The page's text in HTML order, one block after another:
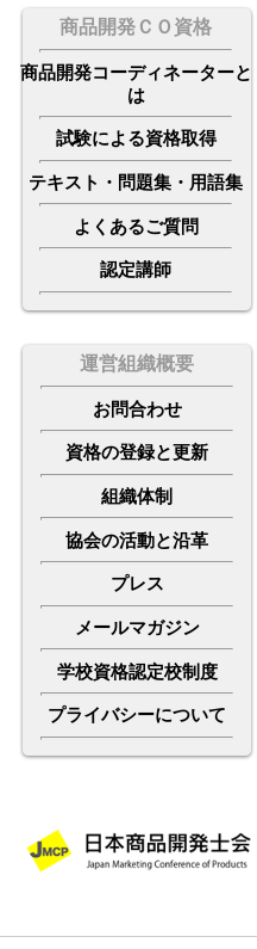
商品開発ＣＯ資格
商品開発コーディネーターと
は
試験による資格取得
テキスト・問題集・用語集
よくあるご質問
認定講師
運営組織概要
お問合わせ
資格の登録と更新
組織体制
協会の活動と沿革
プレス
メールマガジン
学校資格認定校制度
プライバシーについて